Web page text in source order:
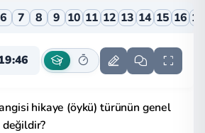
Edebiyatı Hikaye Online Testi
6 7 8 9 10 11 12 13 14 15 16 17
hikaye (öykü) türünün genel